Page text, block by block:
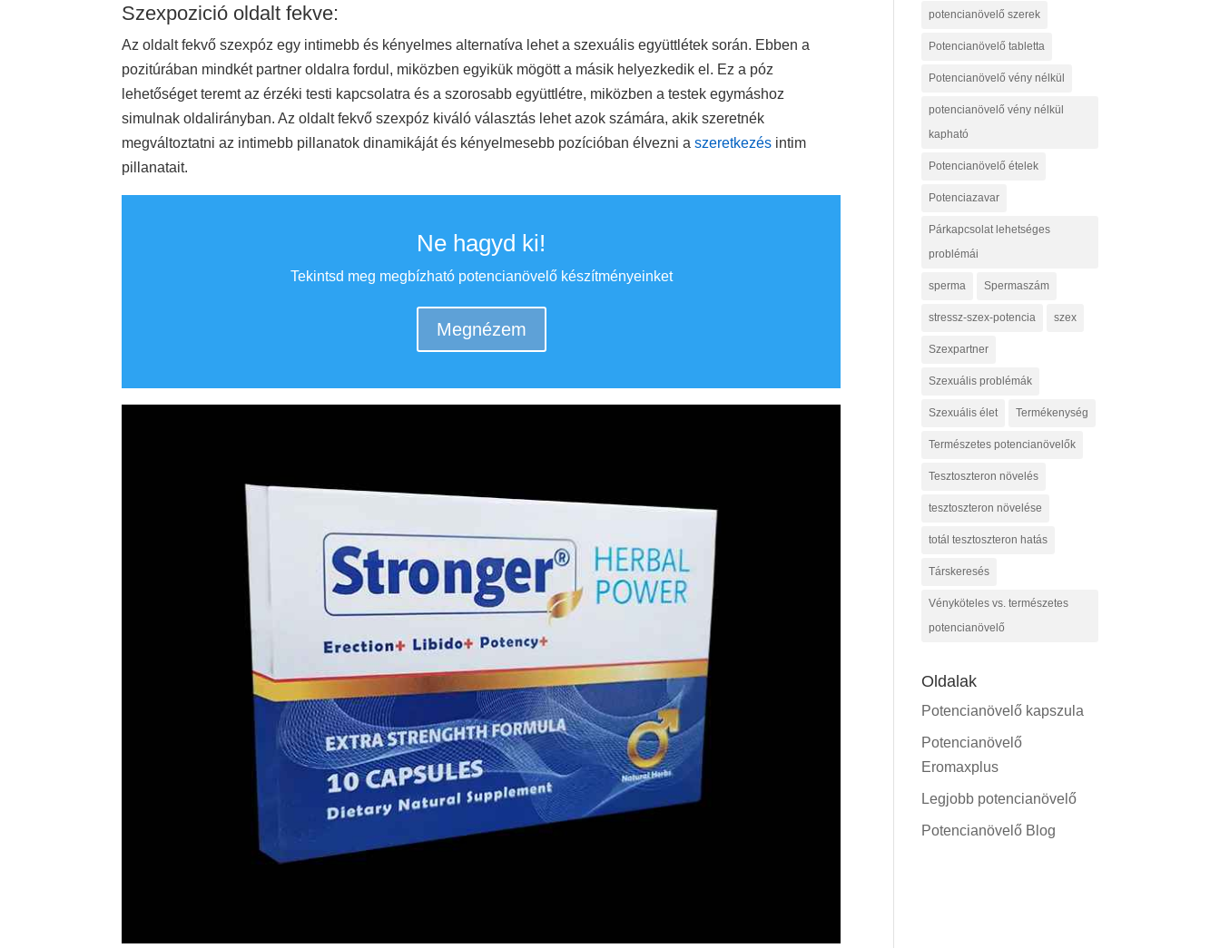
Szexpozició oldalt fekve:
Az oldalt fekvő szexpóz egy intimebb és kényelmes alternatíva lehet a szexuális együttlétek során. Ebben a
pozitúrában mindkét partner oldalra fordul, miközben egyikük mögött a másik helyezkedik el. Ez a póz
lehetőséget teremt az érzéki testi kapcsolatra és a szorosabb együttlétre, miközben a testek egymáshoz
simulnak oldalirányban. Az oldalt fekvő szexpóz kiváló választás lehet azok számára, akik szeretnék
megváltoztatni az intimebb pillanatok dinamikáját és kényelmesebb pozícióban élvezni aszeretkezés intim
pillanatait.
Ne hagyd ki!
Tekintsd meg megbízható potencianövelő készítményeinket
Megnézem
potencianövelő szerek
Potencianövelő tabletta
Potencianövelő vény nélkül
potencianövelő vény nélkül
kapható
Potencianövelő ételek
Potenciazavar
Párkapcsolat lehetséges
problémái
sperma Spermaszám
stressz-szex-potencia szex
Szexpartner
Szexuális problémák
Szexuális élet Termékenység
Természetes potencianövelők
Tesztoszteron növelés
tesztoszteron növelése
totál tesztoszteron hatás
Társkeresés
Vényköteles vs. természetes
potencianövelő
Oldalak
Potencianövelő kapszula
Potencianövelő
Eromaxplus
Legjobb potencianövelő
Potencianövelő Blog